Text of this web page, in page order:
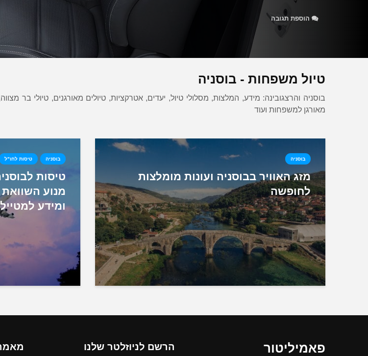
הוספת תגובה
טיול משפחות - בוסניה
בוסניה והרצגובינה: מידע, המלצות, מסלולי טיול, יעדים, אטרקציות, טיולים מאורגנים, טיולי בר
מאורגן למשפחות ועוד
בוסניה
מזג האוויר בבוסניה ועונות מומלצות
לחופשה
בוסניה טיסות לחו"ל
טיסות
מנוע
ומידע למטייל
פאמיליטור הרשם לניוזלטר שלנו